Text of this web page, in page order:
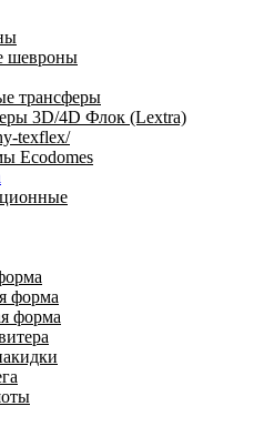
шевроны
трансферы
3D/4D Флок (Lextra)
texflex/
Ecodomes
форма
форма